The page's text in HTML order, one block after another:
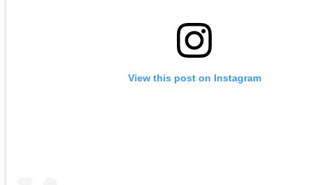
View this post on Instagram